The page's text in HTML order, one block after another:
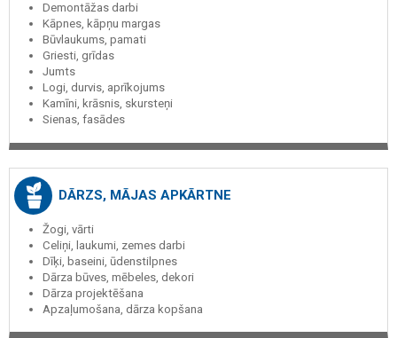
Demontāžas darbi
Kāpnes, kāpņu margas
Būvlaukums, pamati
Griesti, grīdas
Jumts
Logi, durvis, aprīkojums
Kamīni, krāsnis, skursteņi
Sienas, fasādes
DĀRZS, MĀJAS APKĀRTNE
Žogi, vārti
Celiņi, laukumi, zemes darbi
Dīķi, baseini, ūdenstilpnes
Dārza būves, mēbeles, dekori
Dārza projektēšana
Apzaļumošana, dārza kopšana